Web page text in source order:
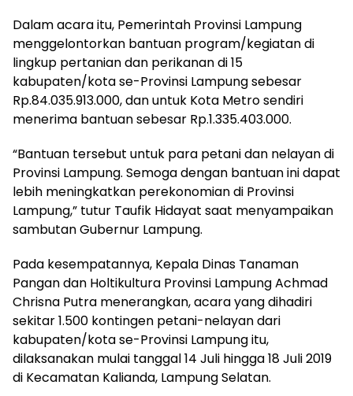
Dalam acara itu, Pemerintah Provinsi Lampung
menggelontorkan bantuan program/kegiatan di
lingkup pertanian dan perikanan di 15
kabupaten/kota se-Provinsi Lampung sebesar
Rp.84.035.913.000, dan untuk Kota Metro sendiri
menerima bantuan sebesar Rp.1.335.403.000.
“Bantuan tersebut untuk para petani dan nelayan di
Provinsi Lampung. Semoga dengan bantuan ini dapat
lebih meningkatkan perekonomian di Provinsi
Lampung,” tutur Taufik Hidayat saat menyampaikan
sambutan Gubernur Lampung.
Pada kesempatannya, Kepala Dinas Tanaman
Pangan dan Holtikultura Provinsi Lampung Achmad
Chrisna Putra menerangkan, acara yang dihadiri
sekitar 1.500 kontingen petani-nelayan dari
kabupaten/kota se-Provinsi Lampung itu,
dilaksanakan mulai tanggal 14 Juli hingga 18 Juli 2019
di Kecamatan Kalianda, Lampung Selatan.